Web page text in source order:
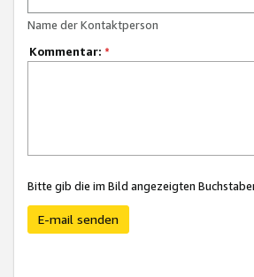
Name der Kontaktperson
Kommentar: *
Bitte gib die im Bild angezeigten
E-mail senden